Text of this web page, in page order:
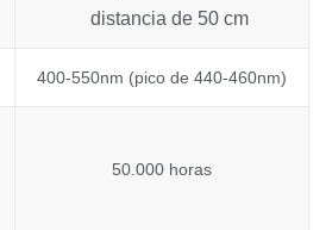
distancia de 50 cm
400-550nm (pico de 440-460nm)
50.000 horas